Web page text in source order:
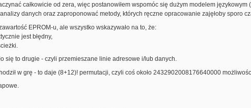
całkowicie od zera, więc postanowiłem wspomóc się dużym modelem językowym
danych oraz zaproponować metody, których ręczne opracowanie zajęłoby sporo
EPROM-u, ale wszystko wskazywało na to, że:
jest błędny,
się to drugie - czyli przemieszane linie adresowe i/lub danych.
w grę - to daje (8+12)! permutacji, czyli coś około 2432902008176640000